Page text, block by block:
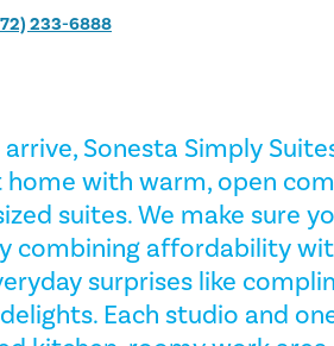
233-6888
Sonesta Simply
with warm, open
suites. We make sure
combining affordability
surprises like
Each studio and